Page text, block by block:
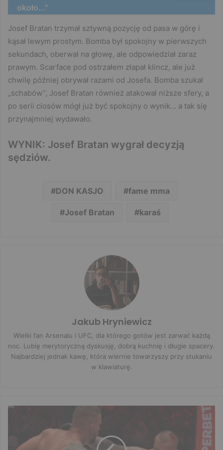
około..."
Josef Bratan trzymał sztywną pozycję od pasa w górę i
kąsał lewym prostym. Bomba był spokojny w pierwszych
sekundach, oberwał na głowę, ale odpowiedział zaraz
prawym. Scarface pod ostrzałem złapał klincz, ale już
chwilę później obrywał razami od Josefa. Bomba szukał
„schabów”, Josef Bratan również atakował niższe sfery, a
po serii ciosów mógł już być spokojny o wynik… a tak się
przynajmniej wydawało.
WYNIK: Josef Bratan wygrał decyzją
sędziów.
DON KASJO fame mma
Josef Bratan karaś
Jakub Hryniewicz
Wielki fan Arsenalu i UFC, dla którego gotów jest zarwać każdą
noc. Lubię merytoryczną dyskusję, dobrą kuchnię i długie spacery.
Najbardziej jednak kawę, która wiernie towarzyszy przy stukaniu
w klawiaturę.